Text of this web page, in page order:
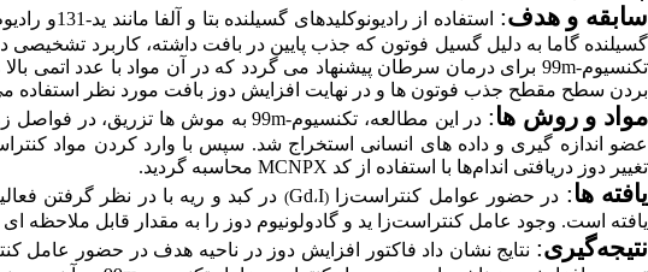
سابقه و هدف: استفاده از رادیونوکلیدهای گسیلنده بتا و آلفا مانند ید-131و رادیوم-223 یکی از روش ­های درمان سرطان است. رادیونوکل
گسیلنده گاما به­ دلیل گسیل فوتون که جذب پایین در بافت داشته، کاربرد
تکنسیوم-m
99برای درمان سرطان پیشنهاد می­ گردد که در آن مواد با عدد اتمی
بردن سطح مقطح جذب فوتون­ ها و در نهایت افزایش دوز بافت مورد نظر استفاده
مواد و روش ­ها: در این مطالعه، تکنسیوم-m
99 به موش­ ها تزریق، در
عضو اندازه­ گیری و داده ­های انسانی استخراج شد. سپس با وارد کردن مواد
تغییر دوز دریافتی اندامها با استفاده از کد MCNPX محاسبه گردید.
یافته­ ها: در حضور عوامل کنتراستزا(
I،Gd
) در کبد و ریه با در نظر گرفتن
یافته است. وجود عامل کنتراستزا ید و گادولونیوم دوز را به مقدار قابل ملاحظه­
نتیجه‌گیری: نتایج نشان داد فاکتور افزایش دوز در ناحیه هدف در حضور عامل